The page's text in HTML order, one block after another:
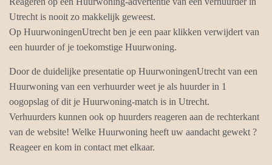
Utrecht is nooit zo makkelijk geweest.
Op HuurwoningenUtrecht ben je een paar klikken verwijdert van
een huurder of je toekomstige Huurwoning.
Door de duidelijke presentatie op HuurwoningenUtrecht van een
Huurwoning van een verhuurder weet je als huurder in 1
oogopslag of dit je Huurwoning-match is in Utrecht.
Verhuurders kunnen ook op huurders reageren aan de rechterkant
van de website! Welke Huurwoning heeft uw aandacht gewekt ?
Reageer en kom in contact met elkaar.